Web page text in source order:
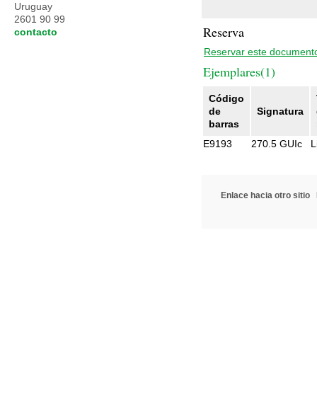
Reserva
Reservar este
Ejemplares(1)
Código
de
barras
Signatura
E9193
270.5 GUIc
Enlace hacia otro sitio
Uruguay
2601 90 99
contacto